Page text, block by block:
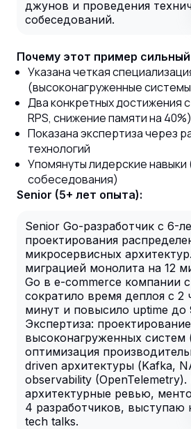
джунов и проведения
собеседований.
Почему этот пример
Указана четкая
(высоконагруженные
Два конкретных достижения
RPS, снижение памяти на 40%)
Показана экспертиза через
технологий
Упомянуты лидерские навыки
собеседования)
Senior (5+ лет опыта):
Senior Go-разработчик с 6-
проектирования
микросервисных
миграцией монолита на 12
Go в e-commerce компании
сократило время деплоя с 2
минут и повысило uptime до
Экспертиза: проектирование
высоконагруженных систем
оптимизация
driven архитектуры (Kafka,
observability
архитектурные ревью,
4 разработчиков, выступаю
tech talks.